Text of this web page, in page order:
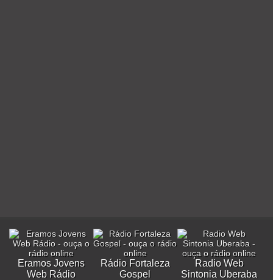
Eramos Jovens
Web Rádio
Rádio Fortaleza
Gospel
Radio Web
Sintonia Uberaba